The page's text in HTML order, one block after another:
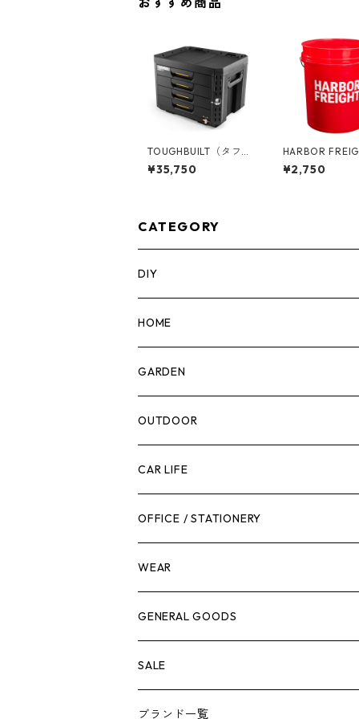
TOUGHBUILT（タフビ
ルト）STACK TECH(ス
タックテック) 4ドロワ
¥35,750
HARBOR
ーバーフレイト
ンバケツ
¥2,750
CATEGORY
DIY
マーカー
計測機器
腰袋・ツールホルスター
工具箱
作業台
脚立
ケミカル
その他
HOME
5ガロンバケツ
キッチン
日用品
ボディケア
GARDEN
剪定ばさみ
ガーデンツール
ガーデンチェア
キャビネット・ツールハンガー
冬季用品
その他
OUTDOOR
スツール
バンジーバンド
ストレージボックス
クーラーボックス
ナイフ
CAR LIFE
メンテナンスグッズ
車内グッズ
車外グッズ
芳香剤
OFFICE / STATIONERY
WEAR
トップス
ボトムス
アンダーウェア
GENERAL GOODS
ウォレット
エアーフレッシュナー
SALE
ブランド一覧